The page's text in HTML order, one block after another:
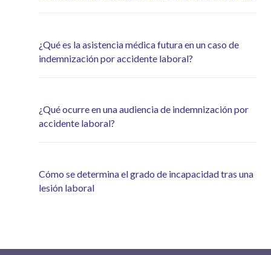
¿Qué es la asistencia médica futura en un caso de
indemnización por accidente laboral?
¿Qué ocurre en una audiencia de indemnización por
accidente laboral?
Cómo se determina el grado de incapacidad tras una
lesión laboral